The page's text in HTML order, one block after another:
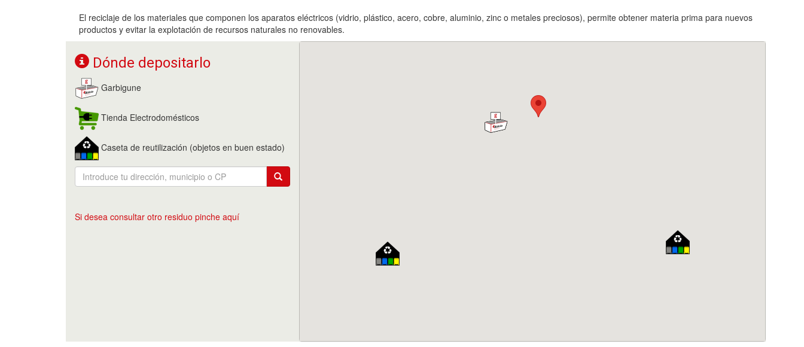
El reciclaje de los materiales que componen los aparatos eléctricos (vidrio, plástico, acero, cobre, aluminio, zinc o metales preciosos), permite obtener materia prima para nuevos
productos y evitar la explotación de recursos naturales no renovables.
Dónde depositarlo
Garbigune
Tienda Electrodomésticos
Caseta de reutilización (objetos en buen estado)
Si desea consultar otro residuo pinche aquí